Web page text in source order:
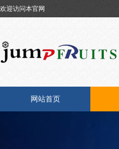
欢迎访问本官网
网站首页